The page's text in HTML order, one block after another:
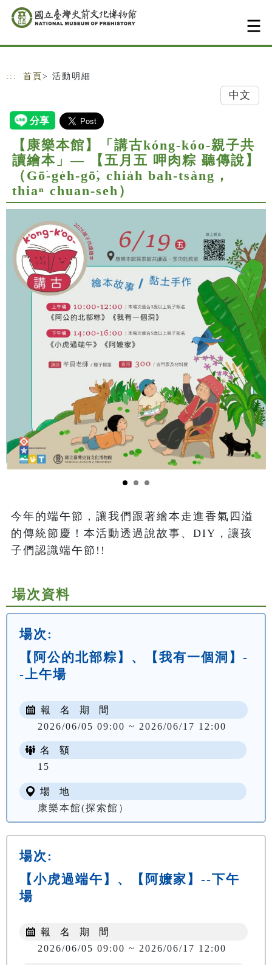
跳到主要內容
網站導覽
::: 首頁 > 活動明細
中文
【康樂本館】「講古kóng-kóo-親子共
讀繪本」— 【五月五 呷肉粽 聽傳說】
（Gō͘-ge̍h-gō͘, chia̍h bah-tsàng，
thiaⁿ chuan-seh）
今年的端午節，讓我們跟著繪本走進香氣四溢
的傳統節慶！本活動透過說故事、DIY，讓孩
子們認識端午節!!
場次資料
場次:
【阿公的北部粽】、【我有一個洞】-
-上午場
報 名 期 間
2026/06/05 09:00 ~ 2026/06/17 12:00
名 額
15
場 地
康樂本館(探索館）
場次:
【小虎過端午】、【阿嬤家】--下午
場
報 名 期 間
2026/06/05 09:00 ~ 2026/06/17 12:00